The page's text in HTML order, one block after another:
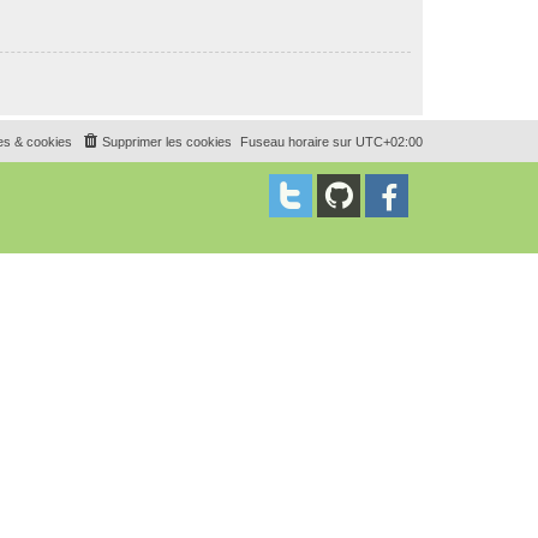
Fuseau horaire sur UTC+02:00
Supprimer les cookies
& cookies